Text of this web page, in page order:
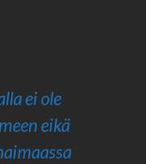
ei ole
eikä